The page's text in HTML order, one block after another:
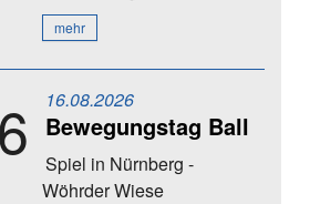
mehr
16.08.2026
Bewegungstag Ball
Spiel in Nürnberg -
Wöhrder Wiese